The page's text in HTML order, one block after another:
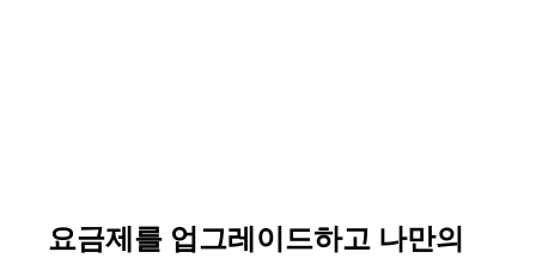
요금제를 업그레이드하고 나만의